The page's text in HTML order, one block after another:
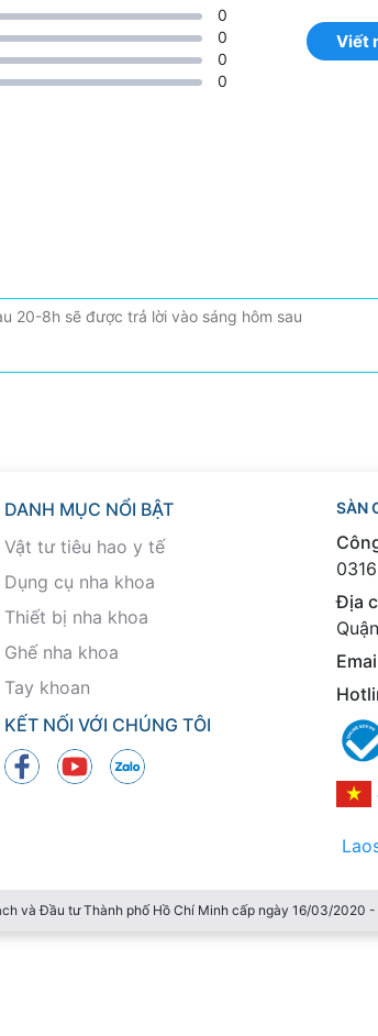
0
0
0
0
Viết
DANH MỤC NỔI BẬT
Vật tư tiêu hao y tế
Dụng cụ nha khoa
Thiết bị nha khoa
Ghế nha khoa
Tay khoan
KẾT NỐI VỚI CHÚNG TÔI
SÀN
Địa
và Đầu tư Thành phố Hồ Chí Minh cấp ngày 16/03/2020